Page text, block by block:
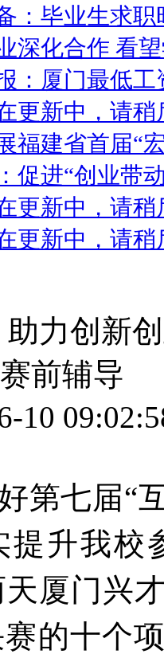
：毕业生求职
深化合作 看
：厦门最低工
更新中，请稍
福建省首届“
促进“创业带
更新中，请稍
更新中，请稍
力创新
前辅导
10
第七届“
提升我校
天厦门兴
的十个